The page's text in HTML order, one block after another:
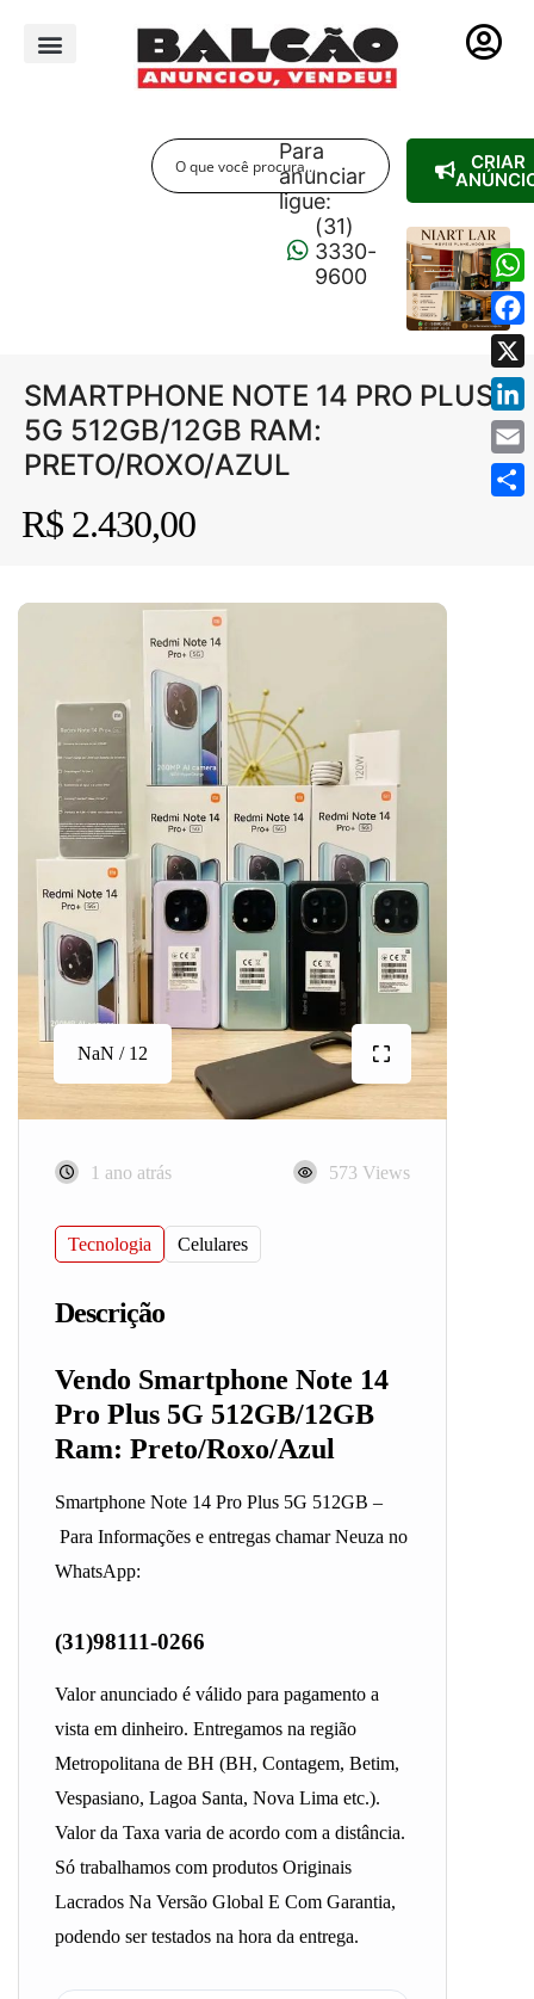
Para
anunciar
ligue:
(31)
3330-
9600
CRIAR
SMARTPHONE NOTE 14 PRO PLUS
5G 512GB/12GB RAM:
PRETO/ROXO/AZUL
R$ 2.430,00
NaN / 12
1 ano atrás 573 Views
Tecnologia Celulares
Descrição
Vendo Smartphone Note 14
Pro Plus 5G 512GB/12GB
Ram: Preto/Roxo/Azul
Smartphone Note 14 Pro Plus 5G 512GB –
Para Informações e entregas chamar Neuza no
WhatsApp:
(31)98111-0266
Valor anunciado é válido para pagamento a
vista em dinheiro. Entregamos na região
Metropolitana de BH (BH, Contagem, Betim,
Vespasiano, Lagoa Santa, Nova Lima etc.).
Valor da Taxa varia de acordo com a distância.
Só trabalhamos com produtos Originais
Lacrados Na Versão Global E Com Garantia,
podendo ser testados na hora da entrega.
X